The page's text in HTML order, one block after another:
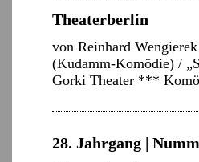
Theaterberlin
von Reinhard
(Kudamm-Komödie) /
Gorki Theater ***
28. Jahrgang |